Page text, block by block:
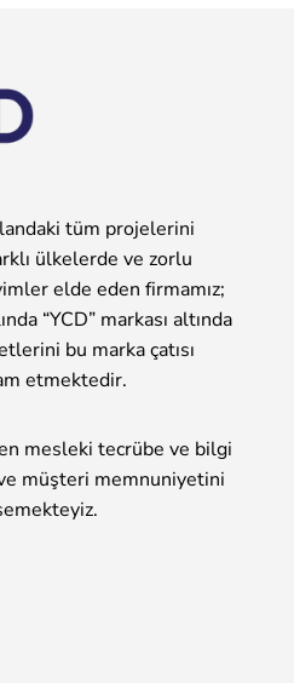
tüm projelerini
ülkelerde ve zorlu
elde eden firmamız;
“YCD” markası altında
bu marka çatısı
etmektedir.
mesleki tecrübe ve bilgi
müşteri memnuniyetini